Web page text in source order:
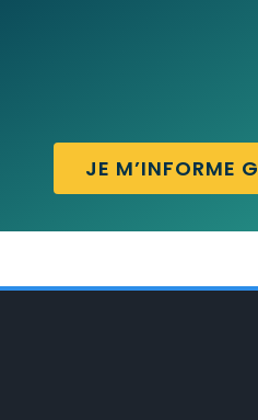
JE M’INFORME